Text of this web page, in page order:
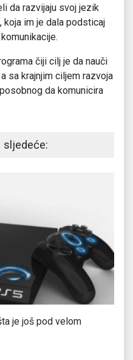
da razvijaju svoj jezik
koja im je dala podsticaj
čiji cilj je da nauči
sa krajnjim ciljem razvoja
da komunicira
sljedeće:
je još pod velom